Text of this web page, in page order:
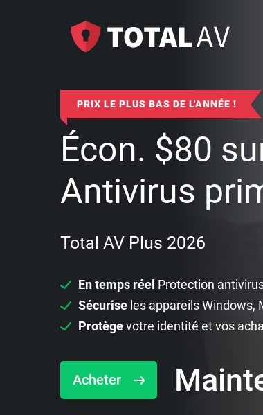
PRIX LE PLUS BAS DE L'ANNÉE !
Écon. $80
Antivirus
Total AV Plus 2026
En temps réel Protection
Sécurise les appareils Windows,
Protègevotre identité et vos
Acheter